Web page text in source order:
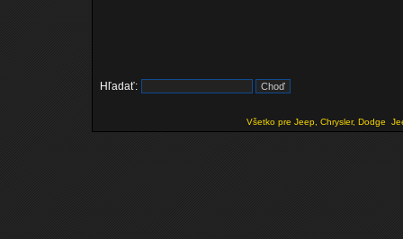
Hľadať:
Všetko pre Jeep, Chrysler, Dodge